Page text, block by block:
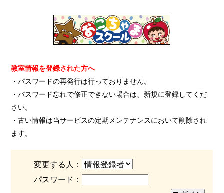
教室情報を登録された方へ
・パスワードの再発行は行っておりません。
・パスワード忘れで修正できない場合は、新規に登録してくだ
さい。
・古い情報は当サービスの定期メンテナンスにおいて削除され
ます。
変更する人：
パスワード：